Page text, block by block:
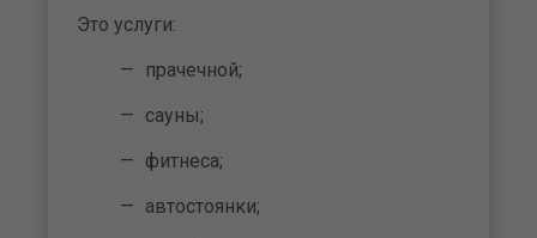
Это услуги:
прачечной;
сауны;
фитнеса;
автостоянки;